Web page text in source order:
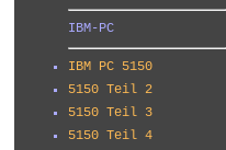
IBM-PC
IBM PC 5150
5150 Teil 2
5150 Teil 3
5150 Teil 4